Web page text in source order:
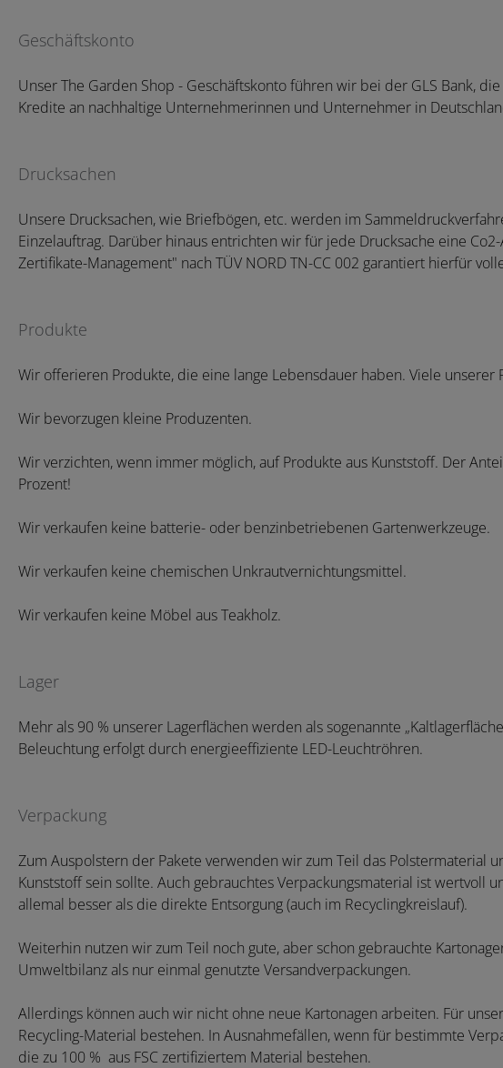
Geschäftskonto
Unser The Garden Shop - Geschäftskonto führen wir bei der GLS Bank,
Kredite an nachhaltige Unternehmerinnen und Unternehmer in
Drucksachen
Unsere Drucksachen, wie Briefbögen, etc. werden im
Einzelauftrag. Darüber hinaus entrichten wir für jede Drucksache eine
Zertifikate-Management" nach TÜV NORD TN-CC 002 garantiert hierfür
Produkte
Wir offerieren Produkte, die eine lange Lebensdauer haben. Viele
Wir bevorzugen kleine Produzenten.
Wir verzichten, wenn immer möglich, auf Produkte aus Kunststoff. Der
Prozent!
Wir verkaufen keine batterie- oder benzinbetriebenen Gartenwerkzeuge.
Wir verkaufen keine chemischen Unkrautvernichtungsmittel.
Wir verkaufen keine Möbel aus Teakholz.
Lager
Mehr als 90 % unserer Lagerflächen werden als sogenannte
Beleuchtung erfolgt durch energieeffiziente LED-Leuchtröhren.
Verpackung
Zum Auspolstern der Pakete verwenden wir zum Teil das Polstermaterial
Kunststoff sein sollte. Auch gebrauchtes Verpackungsmaterial ist
allemal besser als die direkte Entsorgung (auch im Recyclingkreislauf).
Weiterhin nutzen wir zum Teil noch gute, aber schon gebrauchte
Umweltbilanz als nur einmal genutzte Versandverpackungen.
Allerdings können auch wir nicht ohne neue Kartonagen arbeiten. Für
Recycling-Material bestehen. In Ausnahmefällen, wenn für bestimmte
die zu 100 % aus FSC zertifiziertem Material bestehen.